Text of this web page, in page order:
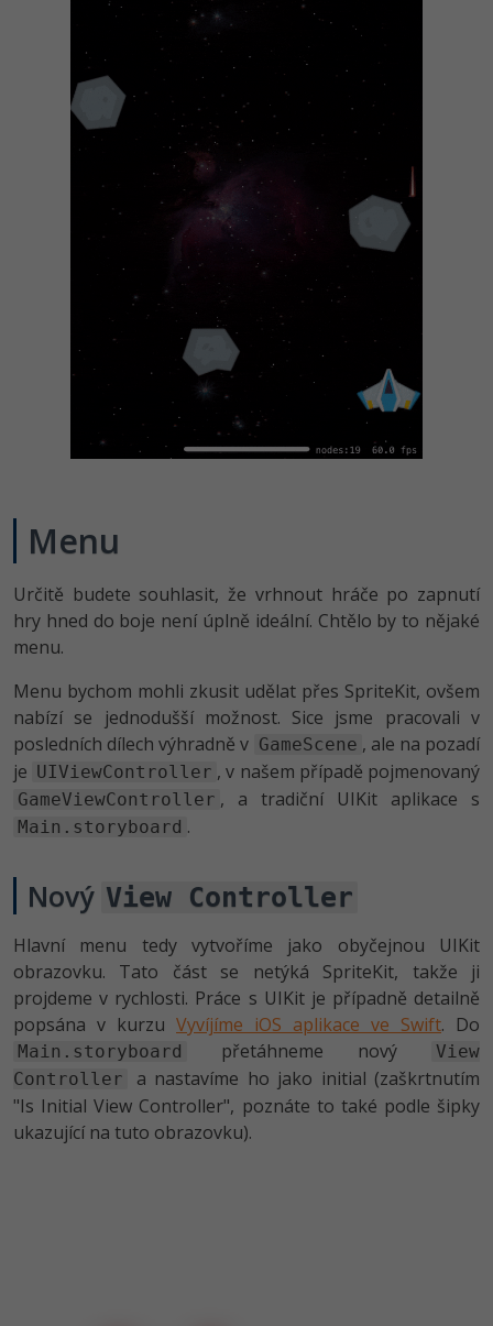
Menu
Určitě budete souhlasit, že vrhnout hráče po zapnutí
hry hned do boje není úplně ideální. Chtělo by to nějaké
menu.
Menu bychom mohli zkusit udělat přes SpriteKit, ovšem
nabízí se jednodušší možnost. Sice jsme pracovali v
posledních dílech výhradně v GameScene , ale na pozadí
je UIViewController , v našem případě pojmenovaný
GameViewController , a tradiční UIKit aplikace s
Main.storyboard .
Nový View Controller
Hlavní menu tedy vytvoříme jako obyčejnou UIKit
obrazovku. Tato část se netýká SpriteKit, takže ji
projdeme v rychlosti. Práce s UIKit je případně detailně
popsána v kurzu Vyvíjíme iOS aplikace ve Swift. Do
Main.storyboard přetáhneme nový
View
Controller
a nastavíme ho jako initial (zaškrtnutím
"Is Initial View Controller", poznáte to také podle šipky
ukazující na tuto obrazovku).